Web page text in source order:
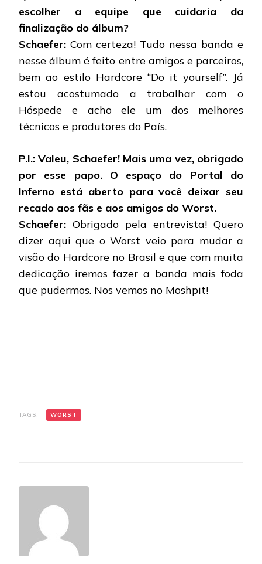
escolher a equipe que cuidaria da
finalização do álbum?
Schaefer: Com certeza! Tudo nessa banda e
nesse álbum é feito entre amigos e parceiros,
bem ao estilo Hardcore “Do it yourself”. Já
estou acostumado a trabalhar com o
Hóspede e acho ele um dos melhores
técnicos e produtores do País.
P.I.: Valeu, Schaefer! Mais uma vez, obrigado
por esse papo. O espaço do Portal do
Inferno está aberto para você deixar seu
recado aos fãs e aos amigos do Worst.
Schaefer: Obrigado pela entrevista! Quero
dizer aqui que o Worst veio para mudar a
visão do Hardcore no Brasil e que com muita
dedicação iremos fazer a banda mais foda
que pudermos. Nos vemos no Moshpit!
TAGS: WORST